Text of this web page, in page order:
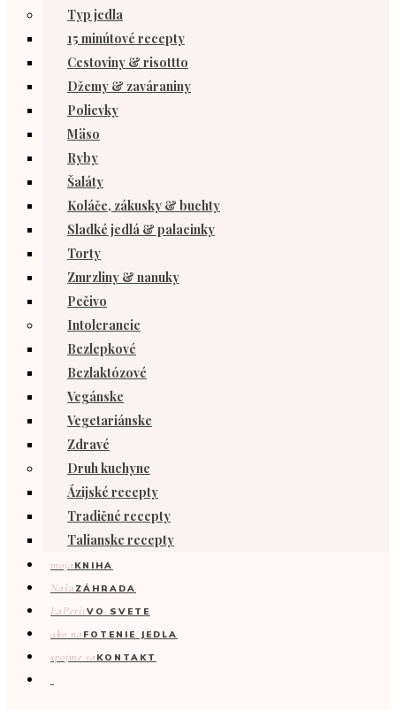
Typ jedla
15 minútové recepty
Cestoviny & risottto
Džemy & zaváraniny
Polievky
Mäso
Ryby
Šaláty
Koláče, zákusky & buchty
Sladké jedlá & palacinky
Torty
Zmrzliny & nanuky
Pečivo
Intolerancie
Bezlepkové
Bezlaktózové
Vegánske
Vegetariánske
Zdravé
Druh kuchyne
Ázijské recepty
Tradičné recepty
Talianske recepty
moja KNIHA
Naša ZÁHRADA
LaPetitVO SVETE
ako na FOTENIE JEDLA
spojme sa KONTAKT